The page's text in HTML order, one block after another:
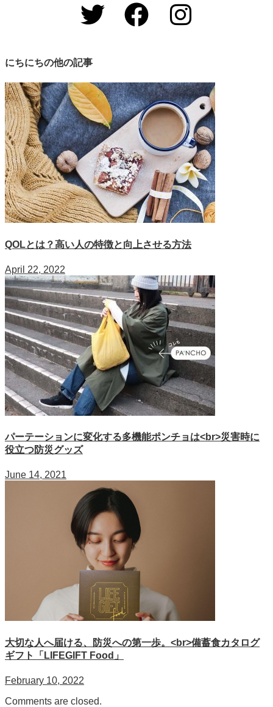
にちにちの他の記事
QOLとは？高い人の特徴と向上させる方法
April 22, 2022
パーテーションに変化する多機能ポンチョは<br>災害時に
役立つ防災グッズ
June 14, 2021
大切な人へ届ける、防災への第一歩。<br>備蓄食カタログ
ギフト「LIFEGIFT Food」
February 10, 2022
Comments are closed.